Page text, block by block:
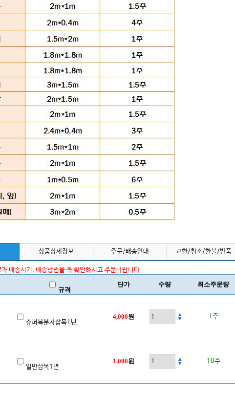
상품상세정보 주문/배송안내 교환/취소/환불/반품
배송시기, 배송방법을 꼭 확인하시고 주문바랍니다
규격
단가 수량 최소주문량
슈퍼복분자삽목1년
4,000원 1주
일반삽목1년
1,000원 10주